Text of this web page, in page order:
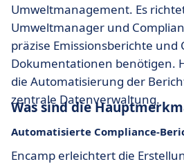
Umweltmanagement. Es
Umweltmanager und
präzise Emissionsberichte und
Dokumentationen benötigen.
die Automatisierung der
zentrale Datenverwaltung.
Was sind die
Automatisierte Compliance-
Encamp erleichtert die